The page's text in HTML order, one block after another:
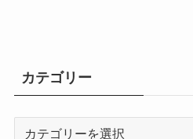
カテゴリー